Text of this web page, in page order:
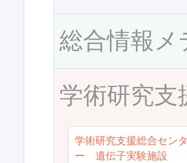
総合情報
学術研究支
学術研究支援総合センタ
ー 遺伝子実験施設